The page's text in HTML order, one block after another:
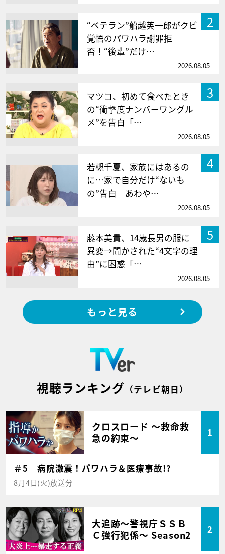
2
“ベテラン”船越英一郎がクビ
覚悟のパワハラ謝罪拒
否！“後輩”だけ…
2026.08.05
3
マツコ、初めて食べたとき
の“衝撃度ナンバーワングル
メ”を告白「…
2026.08.05
4
若槻千夏、家族にはあるの
に…家で自分だけ“ないも
の”告白 あわや…
2026.08.05
5
藤本美貴、14歳長男の服に
異変→聞かされた“4文字の理
由”に困惑「…
2026.08.05
もっと見る
視聴ランキング （テレビ朝日）
クロスロード ～救命救
急の約束～
1
＃5 病院激震！パワハラ＆医療事故!?
8月4日(火)放送分
大追跡～警視庁ＳＳＢ
Ｃ強行犯係～ Season2
2